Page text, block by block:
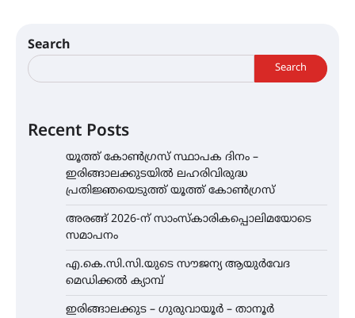
Search
Search
Recent Posts
യൂത്ത് കോൺഗ്രസ്‌ സ്ഥാപക ദിനം –
ഇരിങ്ങാലക്കുടയിൽ ലഹരിവിരുദ്ധ
പ്രതിജ്ഞയെടുത്ത് യൂത്ത് കോൺഗ്രസ്
അരങ്ങ് 2026-ന് സാംസ്കാരികപ്പൊലിമയോടെ
സമാപനം
എ.കെ.സി.സി.യുടെ സൗജന്യ ആയുർവേദ
മെഡിക്കൽ ക്യാമ്പ്
ഇരിങ്ങാലക്കുട – ഗുരുവായൂർ – താനൂർ